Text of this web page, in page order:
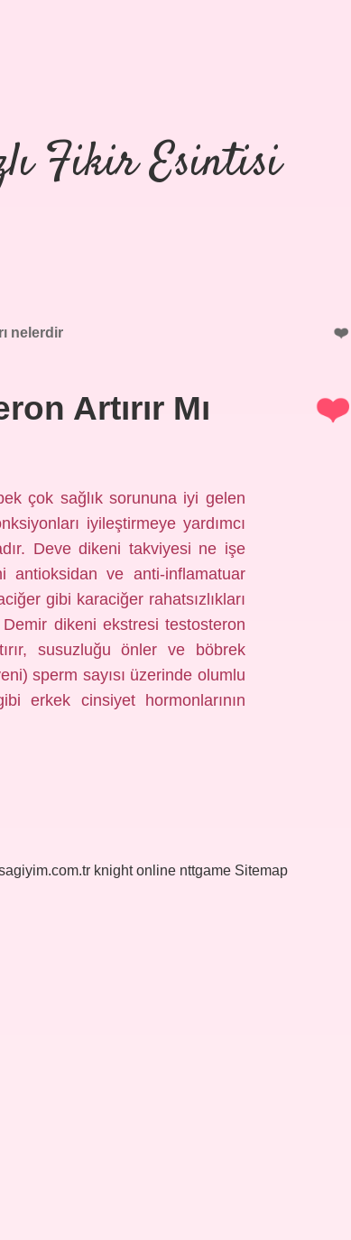
Fikir Esintisi
nelerdir
Artırır Mı
çok sağlık sorununa iyi gelen
iyileştirmeye yardımcı
Deve dikeni takviyesi ne işe
antioksidan ve anti-inflamatuar
gibi karaciğer rahatsızlıkları
dikeni ekstresi testosteron
susuzluğu önler ve böbrek
sperm sayısı üzerinde olumlu
erkek cinsiyet hormonlarının
knight online nttgame Sitemap